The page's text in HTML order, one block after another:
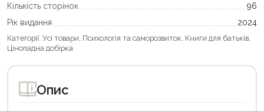
Кількість сторінок
96
Рік видання
2024
Категорії: Усі товари Психологія та саморозвиток Книги для батьків
Цінопадна добірка
Опис